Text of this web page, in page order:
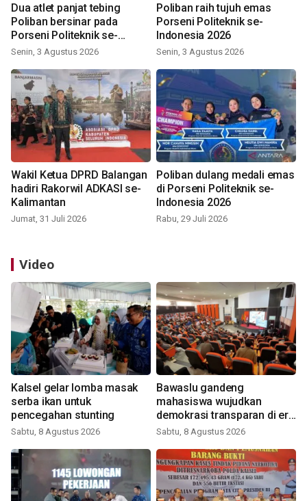
Dua atlet panjat tebing
Poliban bersinar pada
Porseni Politeknik se-
Indonesia 2026
Senin, 3 Agustus 2026
Poliban raih tujuh emas
Porseni Politeknik se-
Indonesia 2026
Senin, 3 Agustus 2026
Wakil Ketua DPRD Balangan
hadiri Rakorwil ADKASI se-
Kalimantan
Jumat, 31 Juli 2026
Poliban dulang medali emas
di Porseni Politeknik se-
Indonesia 2026
Rabu, 29 Juli 2026
Video
Kalsel gelar lomba masak
serba ikan untuk
pencegahan stunting
Sabtu, 8 Agustus 2026
Bawaslu gandeng
mahasiswa wujudkan
demokrasi transparan di era
digital
Sabtu, 8 Agustus 2026